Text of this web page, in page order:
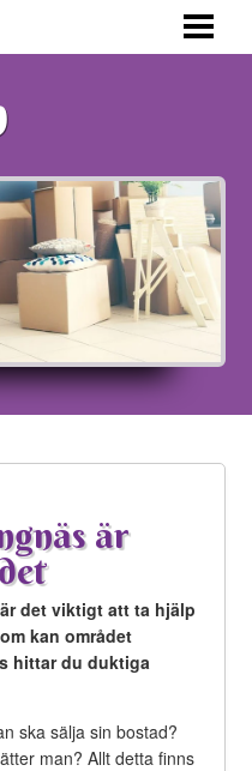
är
det viktigt att ta hjälp
kan området
hittar du duktiga
ska sälja sin bostad?
man? Allt detta finns